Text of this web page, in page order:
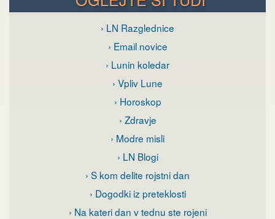
› LN Razglednice
› Email novice
› Lunin koledar
› Vpliv Lune
› Horoskop
› Zdravje
› Modre misli
› LN Blogi
› S kom delite rojstni dan
› Dogodki iz preteklosti
› Na kateri dan v tednu ste rojeni